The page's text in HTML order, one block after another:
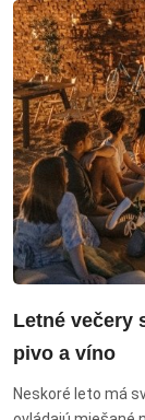
Letné večery
pivo a víno
Neskoré leto má svoje kúzlo. Tento